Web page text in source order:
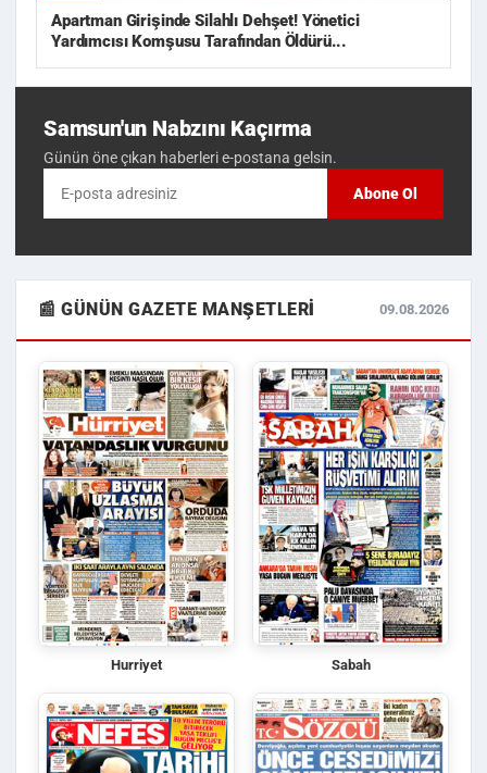
Apartman Girişinde Silahlı Dehşet! Yönetici
Yardımcısı Komşusu Tarafından Öldürü...
Samsun'un Nabzını Kaçırma
Günün öne çıkan haberleri e-postana gelsin.
Abone Ol
📰 GÜNÜN GAZETE MANŞETLERI 09.08.2026
Hurriyet Sabah